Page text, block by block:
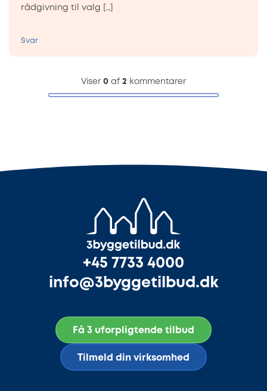
rådgivning til valg […]
Svar
Viser 0 af 2 kommentarer
+45 7733 4000
info@3byggetilbud.dk
Få 3 uforpligtende tilbud
Tilmeld din virksomhed